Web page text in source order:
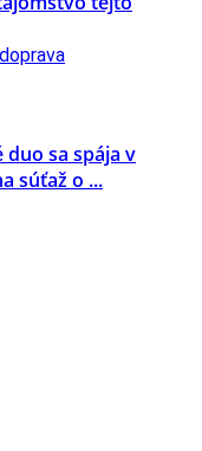
duo sa spája v
súťaž o ...